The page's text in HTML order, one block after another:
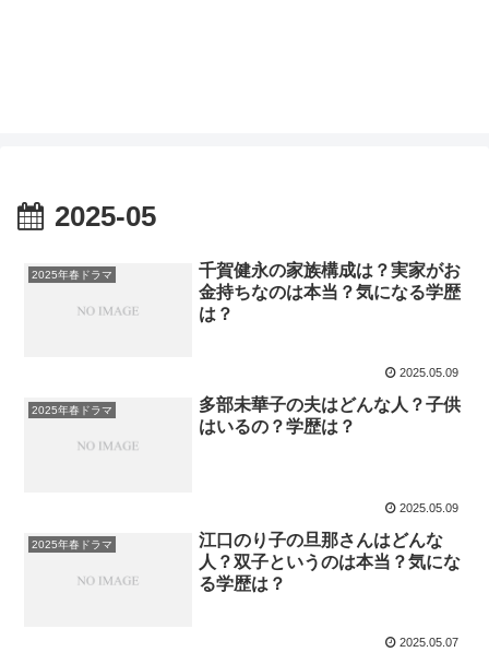
2025-05
2025年春ドラマ
千賀健永の家族構成は？実家がお
金持ちなのは本当？気になる学歴
は？
2025.05.09
2025年春ドラマ
多部未華子の夫はどんな人？子供
はいるの？学歴は？
2025.05.09
2025年春ドラマ
江口のり子の旦那さんはどんな
人？双子というのは本当？気にな
る学歴は？
2025.05.07